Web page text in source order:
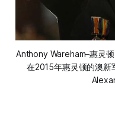
Anthony Wareham–惠灵
在2015年惠灵顿的澳